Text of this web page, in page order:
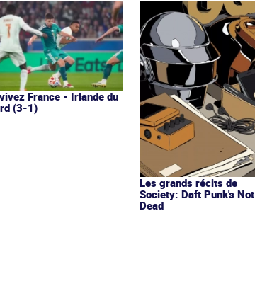
France - Irlande du
(3-1)
Les grands récits de
Society: Daft Punk's Not
Dead